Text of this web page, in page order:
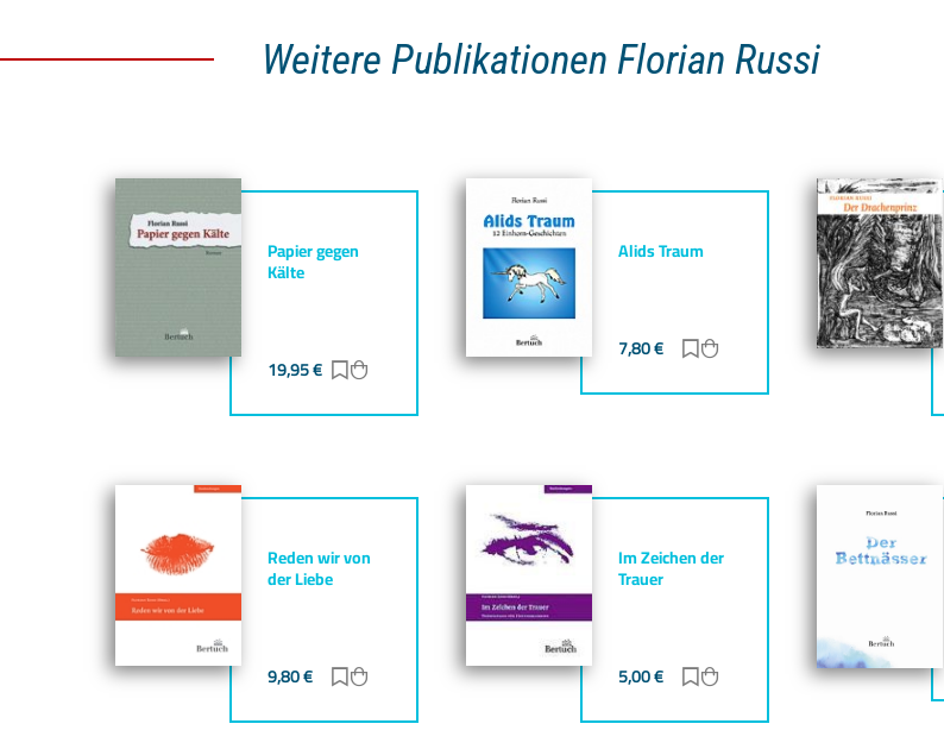
Weitere Publikationen Florian Russi
Papier gegen
Kälte
19,95€ Zur Merkliste hinzufügen
Zum Warenkorb hinzufügen
Alids Traum
7,80€ Zur Merkliste hinzufügen
Zum Warenkorb hinzufügen
Reden wir von
der Liebe
9,80€ Zur Merkliste hinzufügen
Zum Warenkorb hinzufügen
Im Zeichen der
Trauer
5,00€ Zur Merkliste hinzufügen
Zum Warenkorb hinzufügen